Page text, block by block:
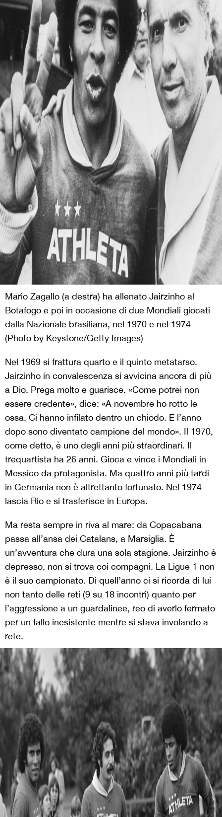
Mario Zagallo (a destra) ha allenato Jairzinho al
Botafogo e poi in occasione di due Mondiali giocati
dalla Nazionale brasiliana, nel 1970 e nel 1974
(Photo by Keystone/Getty Images)
Nel 1969 si frattura quarto e il quinto metatarso.
Jairzinho in convalescenza si avvicina ancora di più
a Dio. Prega molto e guarisce. «Come potrei non
essere credente», dice: «A novembre ho rotto le
ossa. Ci hanno infilato dentro un chiodo. E l’anno
dopo sono diventato campione del mondo». Il 1970,
come detto, è uno degli anni più straordinari. Il
trequartista ha 26 anni. Gioca e vince i Mondiali in
Messico da protagonista. Ma quattro anni più tardi
in Germania non è altrettanto fortunato. Nel 1974
lascia Rio e si trasferisce in Europa.
Ma resta sempre in riva al mare: da Copacabana
passa all’ansa dei Catalans, a Marsiglia. È
un’avventura che dura una sola stagione. Jairzinho è
depresso, non si trova coi compagni. La Ligue 1 non
è il suo campionato. Di quell’anno ci si ricorda di lui
non tanto delle reti (9 su 18 incontri) quanto per
l’aggressione a un guardalinee, reo di averlo fermato
per un fallo inesistente mentre si stava involando a
rete.